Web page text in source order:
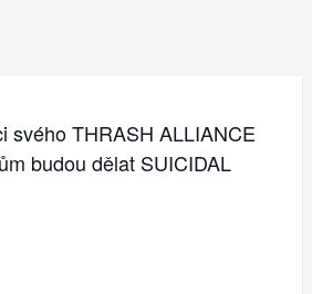
svého THRASH ALLIANCE
budou dělat SUICIDAL